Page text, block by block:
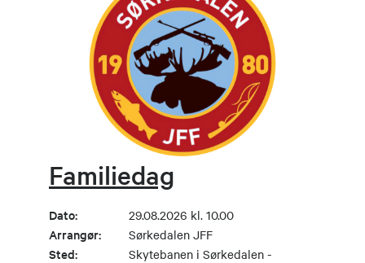
Familiedag
Dato: 29.08.2026 kl. 10.00
Arrangør: Sørkedalen JFF
Sted:
Skytebanen i Sørkedalen -